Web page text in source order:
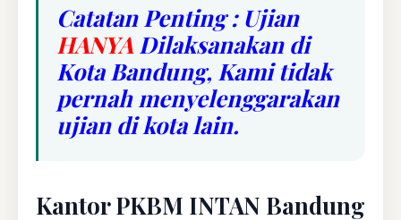
Catatan Penting : Ujian
HANYA Dilaksanakan di
Kota Bandung, Kami tidak
pernah menyelenggarakan
ujian di kota lain.
Kantor PKBM INTAN Bandung